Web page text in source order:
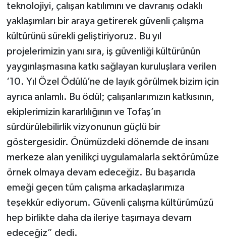
teknolojiyi, çalışan katılımını ve davranış odaklı
yaklaşımları bir araya getirerek güvenli çalışma
kültürünü sürekli geliştiriyoruz. Bu yıl
projelerimizin yanı sıra, iş güvenliği kültürünün
yaygınlaşmasına katkı sağlayan kuruluşlara verilen
‘10. Yıl Özel Ödülü’ne de layık görülmek bizim için
ayrıca anlamlı. Bu ödül; çalışanlarımızın katkısının,
ekiplerimizin kararlılığının ve Tofaş’ın
sürdürülebilirlik vizyonunun güçlü bir
göstergesidir. Önümüzdeki dönemde de insanı
merkeze alan yenilikçi uygulamalarla sektörümüze
örnek olmaya devam edeceğiz. Bu başarıda
emeği geçen tüm çalışma arkadaşlarımıza
teşekkür ediyorum. Güvenli çalışma kültürümüzü
hep birlikte daha da ileriye taşımaya devam
edeceğiz” dedi.